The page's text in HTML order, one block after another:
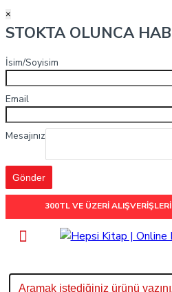
×
STOKTA OLUNCA
İsim/Soyisim
Email
Mesajınız
Gönder
300TL VE ÜZERİ